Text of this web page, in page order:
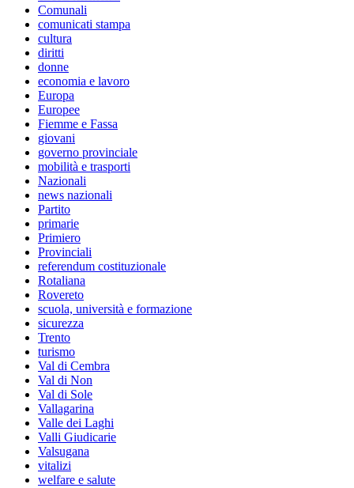
Comunali
comunicati stampa
cultura
diritti
donne
economia e lavoro
Europa
Europee
Fiemme e Fassa
giovani
governo provinciale
mobilità e trasporti
Nazionali
news nazionali
Partito
primarie
Primiero
Provinciali
referendum costituzionale
Rotaliana
Rovereto
scuola, università e formazione
sicurezza
Trento
turismo
Val di Cembra
Val di Non
Val di Sole
Vallagarina
Valle dei Laghi
Valli Giudicarie
Valsugana
vitalizi
welfare e salute